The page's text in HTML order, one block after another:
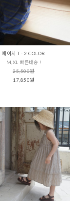
에이치 T - 2 COLOR
M,XL 빠른배송 !
25,500원
17,850원